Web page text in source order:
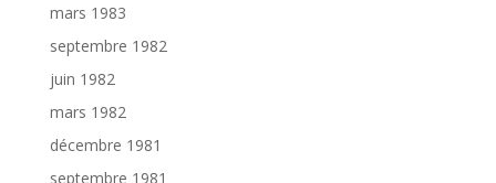
mars 1983
septembre 1982
juin 1982
mars 1982
décembre 1981
septembre 1981